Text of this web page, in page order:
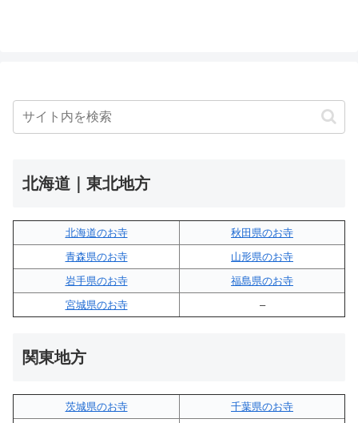
北海道｜東北地方
北海道のお寺
秋田県のお寺
青森県のお寺
山形県のお寺
岩手県のお寺
福島県のお寺
宮城県のお寺
–
関東地方
茨城県のお寺
千葉県のお寺